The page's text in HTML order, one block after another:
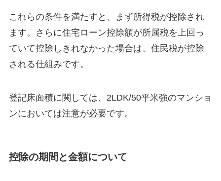
これらの条件を満たすと、まず所得税が控除され
ます。さらに住宅ローン控除額が所属税を上回っ
ていて控除しきれなかった場合は、住民税が控除
される仕組みです。
登記床面積に関しては、2LDK/50平米強のマンショ
ンにおいては注意が必要です。
控除の期間と金額について